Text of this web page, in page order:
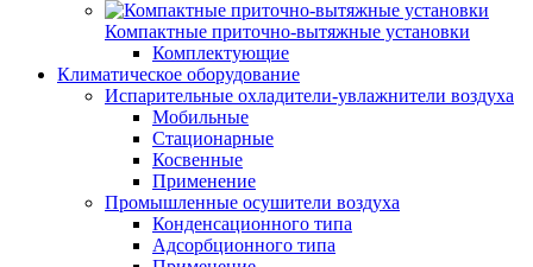
Компактные приточно-вытяжные установки
Комплектующие
Климатическое оборудование
Испарительные охладители-увлажнители воздуха
Мобильные
Стационарные
Косвенные
Применение
Промышленные осушители воздуха
Конденсационного типа
Адсорбционного типа